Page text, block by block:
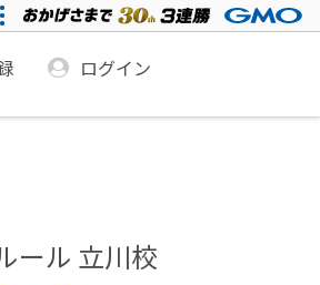
ログイン
ール 立川校